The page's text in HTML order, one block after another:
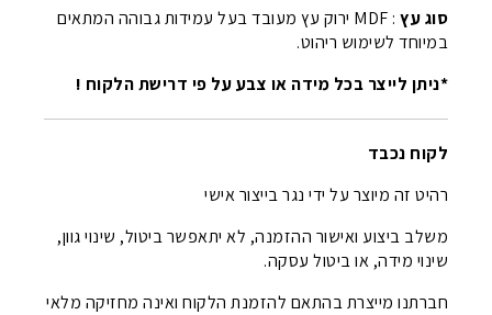
סוג עץ
: MDF ירוק עץ מעובד בעל עמידות גבוהה המתאים
במיוחד לשימוש ריהוט.
*ניתן לייצר בכל מידה או צבע על פי דרישת הלקוח !
לקוח נכבד
רהיט זה מיוצר על ידי נגר בייצור אישי
משלב ביצוע ואישור ההזמנה, לא יתאפשר ביטול, שינוי גוון,
שינוי מידה, או ביטול עסקה.
חברתנו מייצרת בהתאם להזמנת הלקוח ואינה מחזיקה מלאי